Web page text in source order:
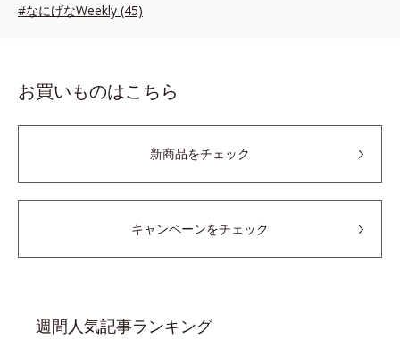
#なにげなWeekly (45)
お買いものはこちら
新商品をチェック
キャンペーンをチェック
週間人気記事ランキング